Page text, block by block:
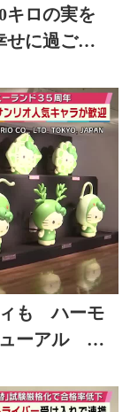
ロの実を
せに過ごせ
ィも ハーモ
ューアル 大